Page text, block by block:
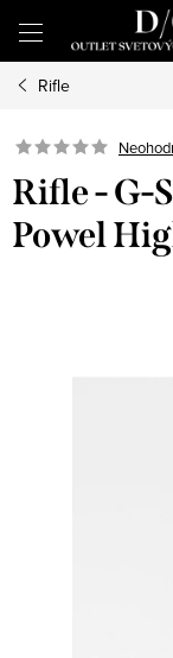
obsah
Rifle
Rifle - G-
Powel